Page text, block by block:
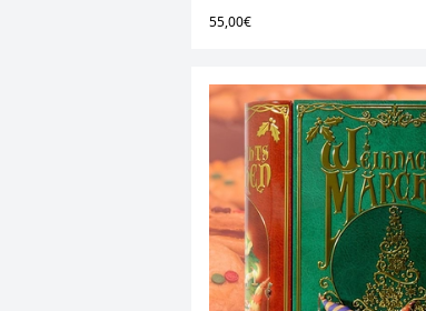
55,00€